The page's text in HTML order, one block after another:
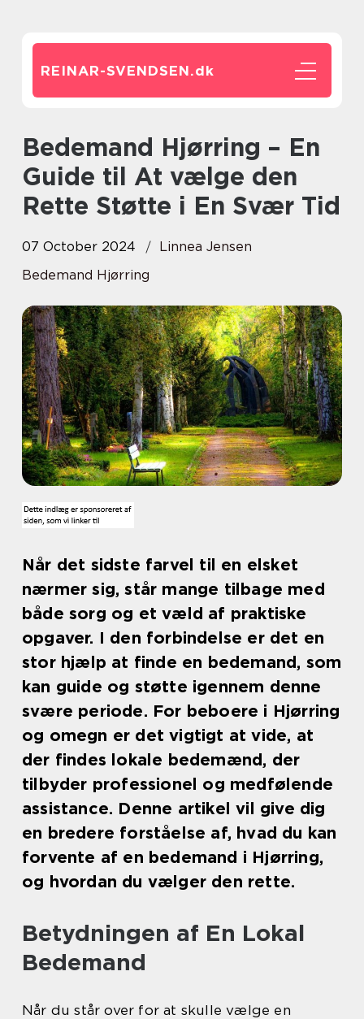
REINAR-SVENDSEN.dk
Bedemand Hjørring – En
Guide til At vælge den
Rette Støtte i En Svær Tid
07 October 2024
Linnea Jensen
Bedemand Hjørring
Når det sidste farvel til en elsket
nærmer sig, står mange tilbage med
både sorg og et væld af praktiske
opgaver. I den forbindelse er det en
stor hjælp at finde en bedemand, som
kan guide og støtte igennem denne
svære periode. For beboere i Hjørring
og omegn er det vigtigt at vide, at
der findes lokale bedemænd, der
tilbyder professionel og medfølende
assistance. Denne artikel vil give dig
en bredere forståelse af, hvad du kan
forvente af en bedemand i Hjørring,
og hvordan du vælger den rette.
Betydningen af En Lokal
Bedemand
Når du står over for at skulle vælge en